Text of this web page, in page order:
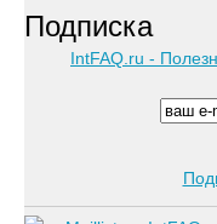
Подписка
IntFAQ.ru -